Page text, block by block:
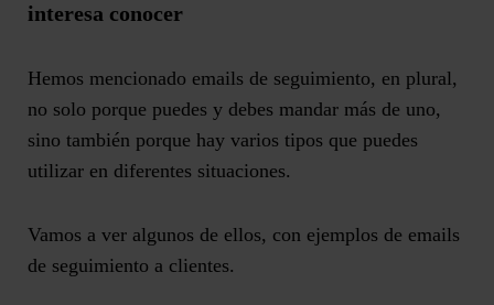
interesa conocer
Hemos mencionado emails de seguimiento, en plural,
no solo porque puedes y debes mandar más de uno,
sino también porque hay varios tipos que puedes
utilizar en diferentes situaciones.
Vamos a ver algunos de ellos, con ejemplos de emails
de seguimiento a clientes.